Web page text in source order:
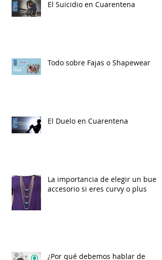
El Suicidio en Cuarentena
Todo sobre Fajas o Shapewear
El Duelo en Cuarentena
La importancia de elegir un buen
accesorio si eres curvy o plus
¿Por qué debemos hablar de